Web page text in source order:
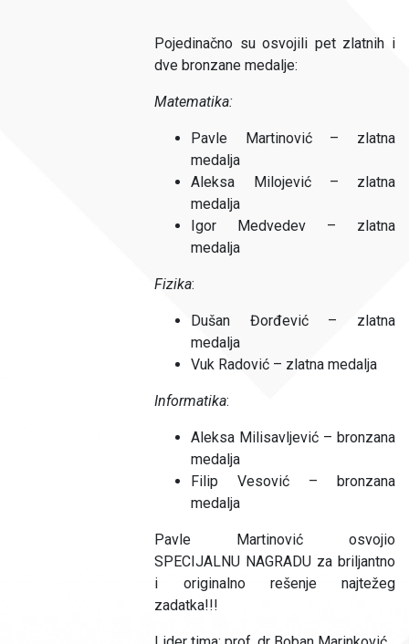
Pojedinačno su osvojili pet zlatnih i
dve bronzane medalje:
Matematika:
Pavle Martinović – zlatna
medalja
Aleksa Milojević – zlatna
medalja
Igor Medvedev – zlatna
medalja
Fizika:
Dušan Đorđević – zlatna
medalja
Vuk Radović – zlatna medalja
Informatika:
Aleksa Milisavljević – bronzana
medalja
Filip Vesović – bronzana
medalja
Pavle Martinović osvojio
SPECIJALNU NAGRADU za briljantno
i originalno rešenje najtežeg
zadatka!!!